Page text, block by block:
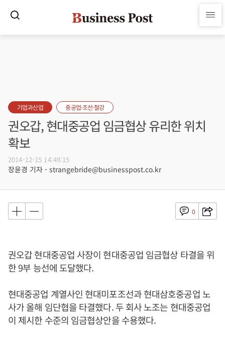
기업과산업 중공업·조선·철강
권오갑, 현대중공업 임금협상 유리한 위치
확보
2014-12-15 14:49:15
장윤경 기자 - strangebride@businesspost.co.kr
0
권오갑 현대중공업 사장이 현대중공업 임금협상 타결을 위
한 9부 능선에 도달했다.
현대중공업 계열사인 현대미포조선과 현대삼호중공업 노
사가 올해 임단협을 타결했다. 두 회사 노조는 현대중공업
이 제시한 수준의 임금협상안을 수용했다.